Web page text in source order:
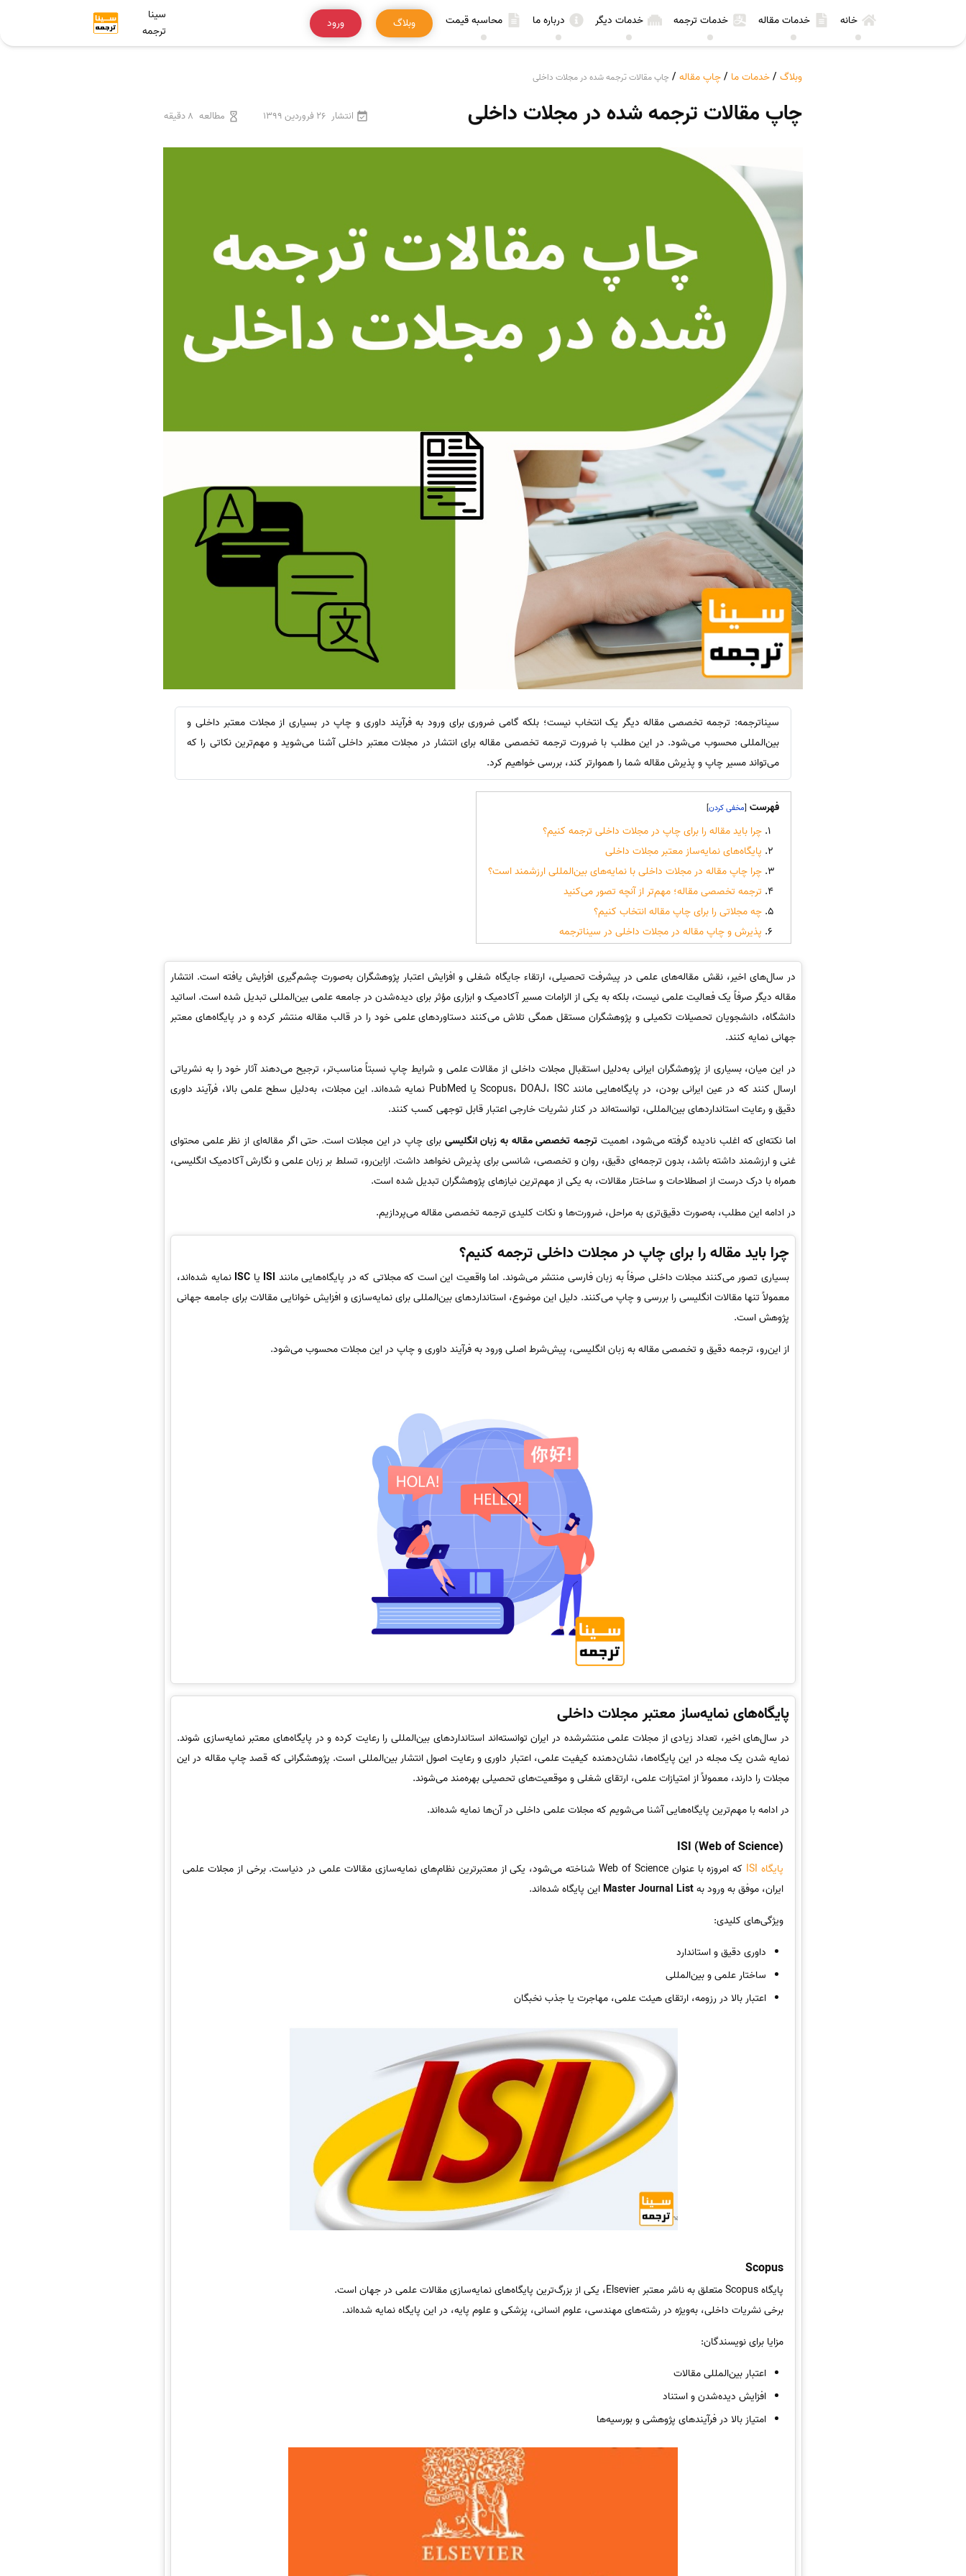
خانه خدمات مقاله خدمات ترجمه خدمات دیگر درباره ما محاسبه قیمت وبلاگ ورود
سینا
ترجمه
وبلاگ /خدمات ما /چاپ مقاله / چاپ مقالات ترجمه شده در مجلات داخلی
چاپ مقالات ترجمه شده در مجلات داخلی انتشار 26 فروردین 1399 مطالعه 8 دقیقه
سیناترجمه: ترجمه تخصصی مقاله دیگر یک انتخاب نیست؛ بلکه گامی ضروری برای ورود به فرآیند داوری و چاپ در بسیاری از مجلات معتبر داخلی و
بین‌المللی محسوب می‌شود. در این مطلب با ضرورت ترجمه تخصصی مقاله برای انتشار در مجلات معتبر داخلی آشنا می‌شوید و مهم‌ترین نکاتی را که
می‌تواند مسیر چاپ و پذیرش مقاله شما را هموارتر کند، بررسی خواهیم کرد.
فهرست [
]
چرا باید مقاله را برای چاپ در مجلات داخلی ترجمه کنیم؟
پایگاه‌های نمایه‌ساز معتبر مجلات داخلی
چرا چاپ مقاله در مجلات داخلی با نمایه‌های بین‌المللی ارزشمند است؟
ترجمه تخصصی مقاله؛ مهم‌تر از آنچه تصور می‌کنید
چه مجلاتی را برای چاپ مقاله انتخاب کنیم؟
پذیرش و چاپ مقاله در مجلات داخلی در سیناترجمه
در سال‌های اخیر، نقش مقاله‌های علمی در پیشرفت تحصیلی، ارتقاء جایگاه شغلی و افزایش اعتبار پژوهشگران به‌صورت چشم‌گیری افزایش یافته است. انتشار
مقاله دیگر صرفاً یک فعالیت علمی نیست، بلکه به یکی از الزامات مسیر آکادمیک و ابزاری مؤثر برای دیده‌شدن در جامعه علمی بین‌المللی تبدیل شده است. اساتید
دانشگاه، دانشجویان تحصیلات تکمیلی و پژوهشگران مستقل همگی تلاش می‌کنند دستاوردهای علمی خود را در قالب مقاله منتشر کرده و در پایگاه‌های معتبر
جهانی نمایه کنند.
در این میان، بسیاری از پژوهشگران ایرانی به‌دلیل استقبال مجلات داخلی از مقالات علمی و شرایط چاپ نسبتاً مناسب‌تر، ترجیح می‌دهند آثار خود را به نشریاتی
ارسال کنند که در عین ایرانی بودن، در پایگاه‌هایی مانند Scopus، DOAJ، ISC یا PubMed نمایه شده‌اند. این مجلات، به‌دلیل سطح علمی بالا، فرآیند داوری
دقیق و رعایت استانداردهای بین‌المللی، توانسته‌اند در کنار نشریات خارجی اعتبار قابل توجهی کسب کنند.
اما نکته‌ای که اغلب نادیده گرفته می‌شود، اهمیت ترجمه تخصصی مقاله به زبان انگلیسی برای چاپ در این مجلات است. حتی اگر مقاله‌ای از نظر علمی محتوای
غنی و ارزشمند داشته باشد، بدون ترجمه‌ای دقیق، روان و تخصصی، شانسی برای پذیرش نخواهد داشت. ازاین‌رو، تسلط بر زبان علمی و نگارش آکادمیک انگلیسی،
همراه با درک درست از اصطلاحات و ساختار مقالات، به یکی از مهم‌ترین نیازهای پژوهشگران تبدیل شده است.
در ادامه این مطلب، به‌صورت دقیق‌تری به مراحل، ضرورت‌ها و نکات کلیدی ترجمه تخصصی مقاله می‌پردازیم.
چرا باید مقاله را برای چاپ در مجلات داخلی ترجمه کنیم؟
بسیاری تصور می‌کنند مجلات داخلی صرفاً به زبان فارسی منتشر می‌شوند. اما واقعیت این است که مجلاتی که در پایگاه‌هایی مانند ISI یا ISC نمایه شده‌اند،
معمولاً تنها مقالات انگلیسی را بررسی و چاپ می‌کنند. دلیل این موضوع، استانداردهای بین‌المللی برای نمایه‌سازی و افزایش خوانایی مقالات برای جامعه جهانی
پژوهش است.
از این‌رو، ترجمه دقیق و تخصصی مقاله به زبان انگلیسی، پیش‌شرط اصلی ورود به فرآیند داوری و چاپ در این مجلات محسوب می‌شود.
پایگاه‌های نمایه‌ساز معتبر مجلات داخلی
در سال‌های اخیر، تعداد زیادی از مجلات علمی منتشرشده در ایران توانسته‌اند استانداردهای بین‌المللی را رعایت کرده و در پایگاه‌های معتبر نمایه‌سازی شوند.
نمایه شدن یک مجله در این پایگاه‌ها، نشان‌دهنده کیفیت علمی، اعتبار داوری و رعایت اصول انتشار بین‌المللی است. پژوهشگرانی که قصد چاپ مقاله در این
مجلات را دارند، معمولاً از امتیازات علمی، ارتقای شغلی و موقعیت‌های تحصیلی بهره‌مند می‌شوند.
در ادامه با مهم‌ترین پایگاه‌هایی آشنا می‌شویم که مجلات علمی داخلی در آن‌ها نمایه شده‌اند.
ISI (Web of Science)
پایگاه ISI
که امروزه با عنوان Web of Science شناخته می‌شود، یکی از معتبرترین نظام‌های نمایه‌سازی مقالات علمی در دنیاست. برخی از مجلات علمی
ایران، موفق به ورود بهMaster Journal Listاین پایگاه شده‌اند.
ویژگی‌های کلیدی:
داوری دقیق و استاندارد
ساختار علمی و بین‌المللی
اعتبار بالا در رزومه، ارتقای هیئت علمی، مهاجرت یا جذب نخبگان
Scopus
پایگاه Scopus متعلق به ناشر معتبر Elsevier، یکی از بزرگ‌ترین پایگاه‌های نمایه‌سازی مقالات علمی در جهان است.
برخی نشریات داخلی، به‌ویژه در رشته‌های مهندسی، علوم انسانی، پزشکی و علوم پایه، در این پایگاه نمایه شده‌اند.
مزایا برای نویسندگان:
اعتبار بین‌المللی مقالات
افزایش دیده‌شدن و استناد
امتیاز بالا در فرآیندهای پژوهشی و بورسیه‌ها